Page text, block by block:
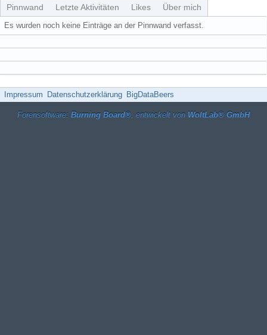
Pinnwand Letzte Aktivitäten Likes Über mich
Es wurden noch keine Einträge an der Pinnwand verfasst.
Impressum Datenschutzerklärung BigDataBeers
Forensoftware: Burning Board®, entwickelt von WoltLab® GmbH